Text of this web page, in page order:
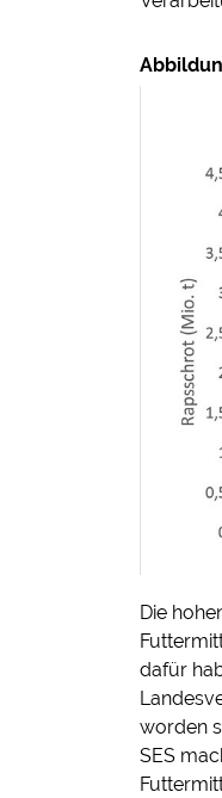
Die
dafür
worden
SES